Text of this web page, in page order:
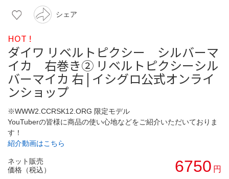
シェア
HOT !
ダイワ リベルトピクシー シルバーマ
イカ 右巻き② リベルトピクシーシル
バーマイカ 右 | イシグロ公式オンライ
ンショップ
※WWW2.CCRSK12.ORG 限定モデル
YouTuberの皆様に商品の使い心地などをご紹介いただいておりま
す！
紹介動画はこちら
ネット販売
価格（税込）
6750 円